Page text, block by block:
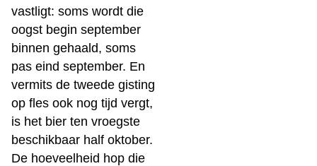
vastligt: soms wordt die
oogst begin september
binnen gehaald, soms
pas eind september. En
vermits de tweede gisting
op fles ook nog tijd vergt,
is het bier ten vroegste
beschikbaar half oktober.
De hoeveelheid hop die